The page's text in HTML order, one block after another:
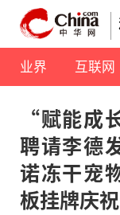
业界 互联网
“赋能成
聘请李德
诺冻干宠
板挂牌庆